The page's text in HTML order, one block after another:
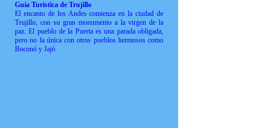
Guía Turística de Trujillo
El encanto de los Andes comienza en la ciudad de
Trujillo, con su gran monumento a la virgen de la
paz. El pueblo de la Puerta es una parada obligada,
pero no la única con otros pueblos hermosos como
Boconó y Jajó.